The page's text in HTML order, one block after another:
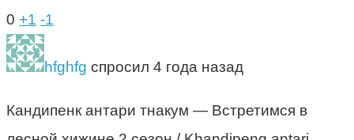
0 +1 -1
hfghfg спросил 4 года назад
Кандипенк антари тнакум — Встретимся в